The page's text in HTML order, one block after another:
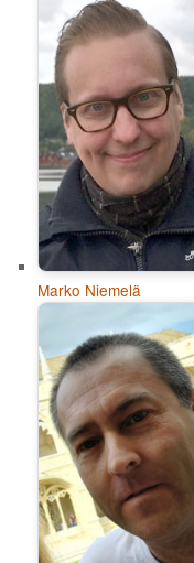
Marko Niemelä